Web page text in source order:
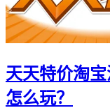
天天特价淘
怎么玩？